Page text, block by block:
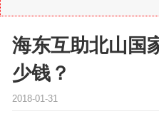
海东互助北山国
少钱？
2018-01-31